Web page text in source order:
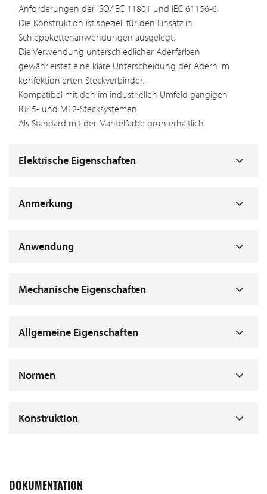
Anforderungen der ISO/IEC 11801 und IEC 61156-6.
Die Konstruktion ist speziell für den Einsatz in
Schleppkettenanwendungen ausgelegt.
Die Verwendung unterschiedlicher Aderfarben
gewährleistet eine klare Unterscheidung der Adern im
konfektionierten Steckverbinder.
Kompatibel mit den im industriellen Umfeld gängigen
RJ45- und M12-Stecksystemen.
Als Standard mit der Mantelfarbe grün erhältlich.
Elektrische Eigenschaften
Anmerkung
Anwendung
Mechanische Eigenschaften
Allgemeine Eigenschaften
Normen
Konstruktion
DOKUMENTATION